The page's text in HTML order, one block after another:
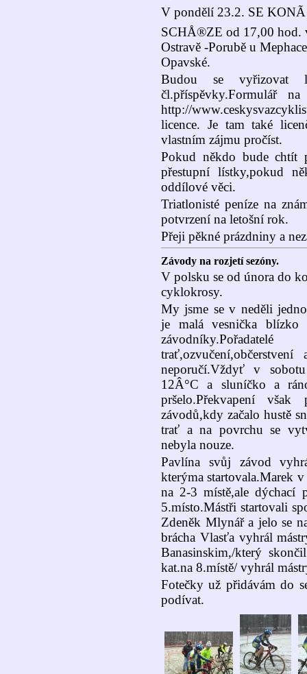
V pondělí 23.2. SE
SCHÅ®ZE od 17,00 hod.
Ostravě -Porubě u
Opavské.
Budou se vyřizovat
čl.příspěvky.Formulář
http://
licence. Je tam také
vlastním zájmu pročíst.
Pokud někdo bude chtít
přestupní lístky,pokud
oddílové věci.
Triatlonisté peníze na
potvrzení na letošní rok.
Přeji pěkné prázdniny a
Závody na rozjetí sezóny.
V polsku se od února do
cyklokrosy.
My jsme se v neděli
je malá vesnička
neporučí.Vždyť v
12Â°C a sluníčko a
pršelo.Překvapení
závodů,kdy začalo hustě
trať a na povrchu se
nebyla nouze.
Pavlína svůj závod
kterýma startovala.Marek
na 2-3 místě,ale dýchací
5.místo.Mástři startovali
Zdeněk Mlynář a jelo se
brácha Vlasťa vyhrál
Banasinskim,/který
kat.na 8.místě/ vyhrál
Fotečky už přidávám do
podívat.